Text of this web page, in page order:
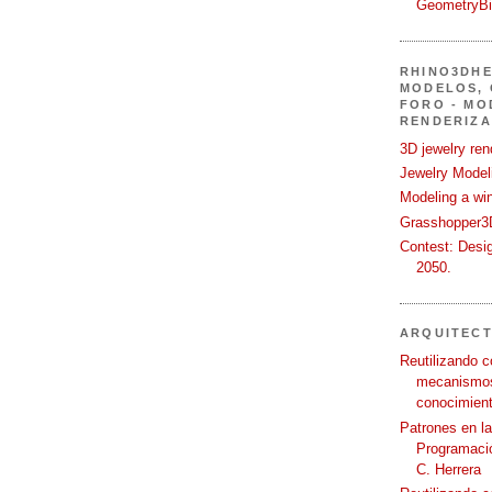
MODELOS,
FORO -
3D jewelry
Jewelry
Modeling a
Contest:
2050.
Reutilizando
Patrones en
C. Herrera